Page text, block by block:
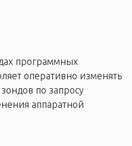
программных
оперативно изменять
по запросу
аппаратной